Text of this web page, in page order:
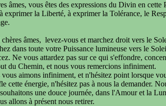
âmes, vous êtes des expressions du Divin en
exprimer la Liberté, à exprimer la Tolérance, le
âmes, levez-vous et marchez droit vers le
dans toute votre Puissance lumineuse vers le
Ne vous attardez pas sur ce qui s'effondre,
du Chemin, et nous vous remercions infiniment.
aimons infiniment, et n'hésitez point lorsque
cette énergie, n'hésitez pas à nous la demander.
une douce journée, dans l'Amour et la
allons à présent nous retirer.